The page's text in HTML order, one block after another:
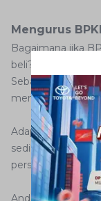
Mengurus
Bagaimana jika
beli? Tentu
Sebaiknya Anda
mengurusnya
Adapun dokumen
sedikit. Anda juga
persyaratan